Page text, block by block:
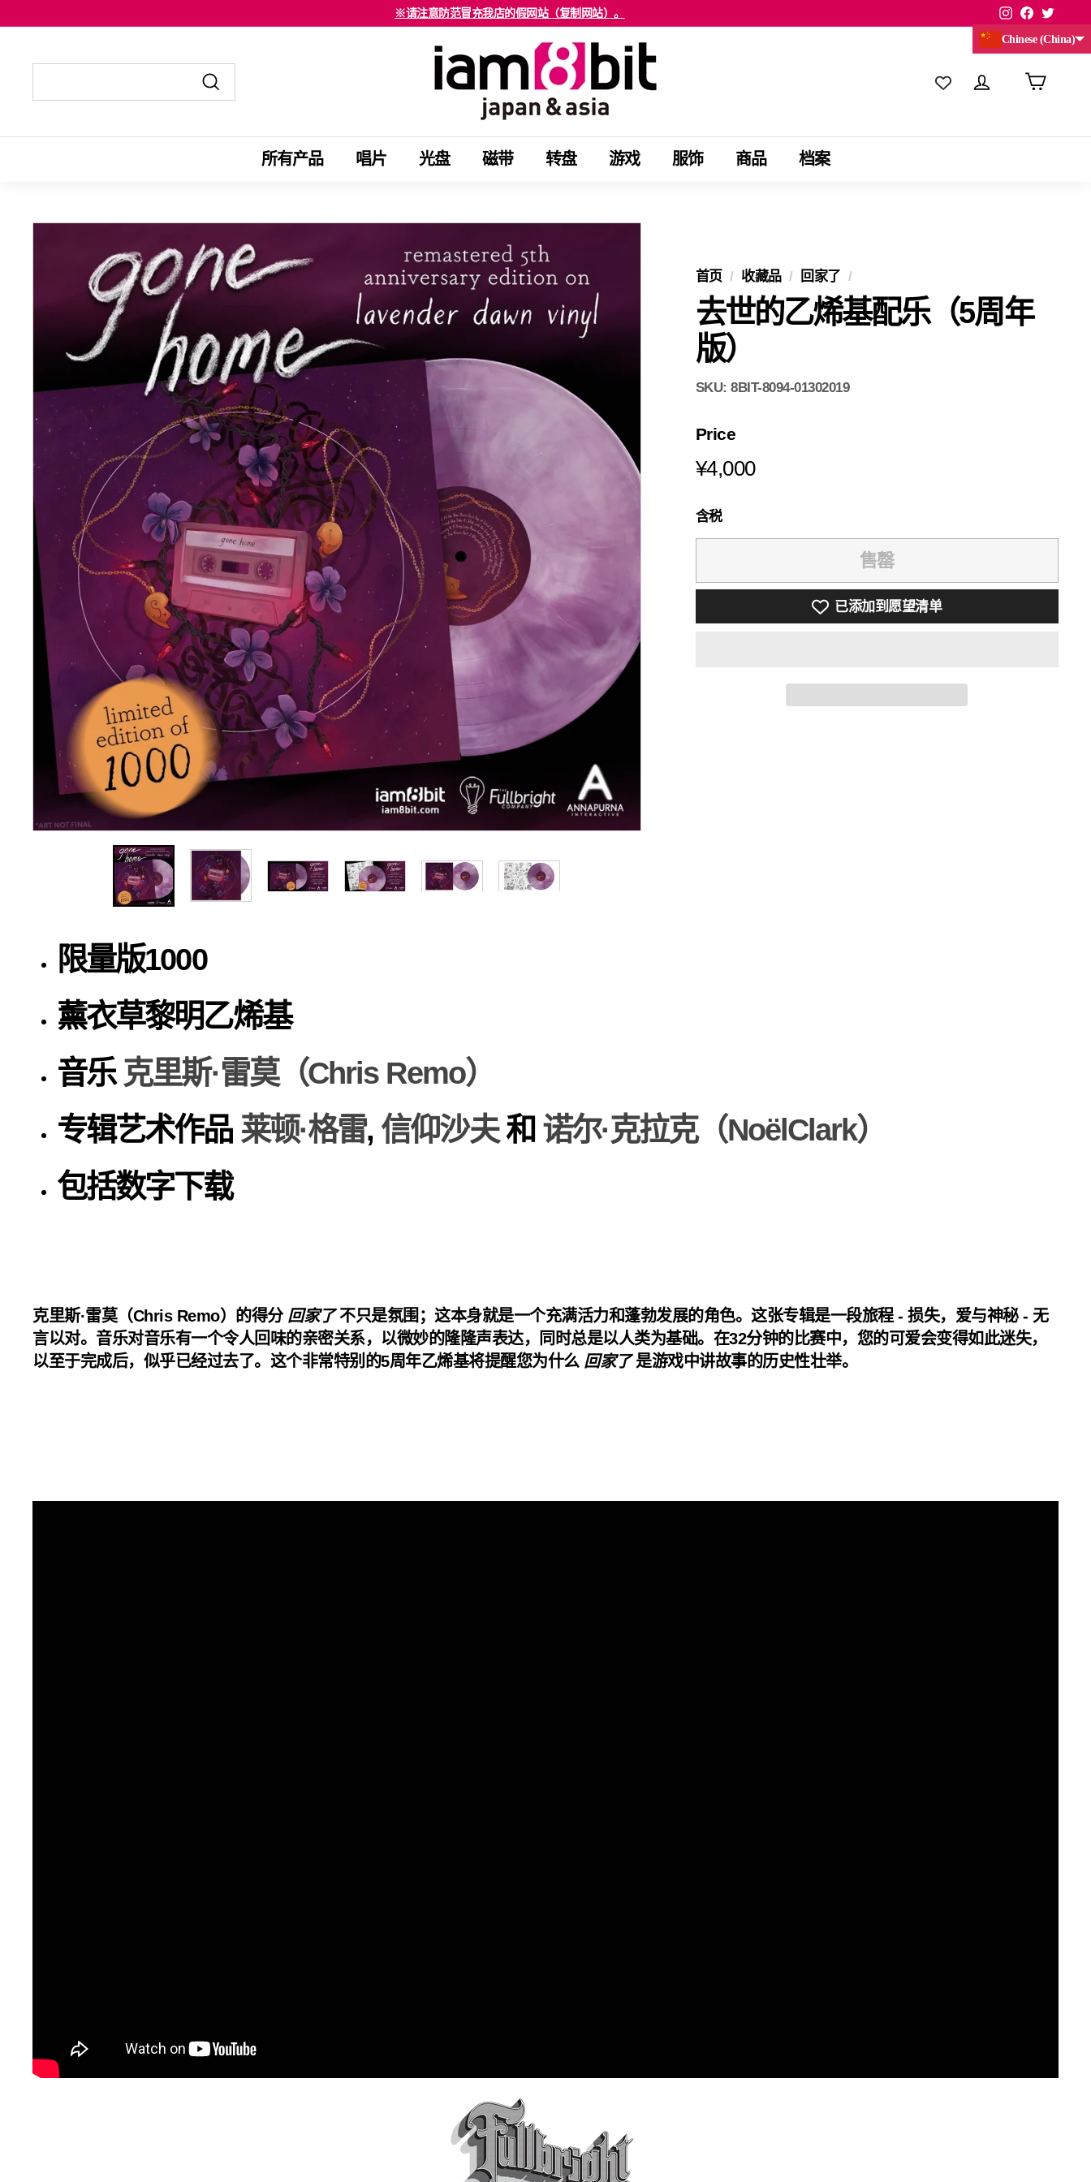
止
灯
节
※请注意防范冒充我店的假网站（复制网站）。
海外客户请注意确认。
Instagram
Facebook
送
发
i
a
m
8
b
i
p
a
&
所有产品 唱片 光盘 磁带 转盘 游戏 服饰 商品 档案
首页 / 收藏品 / 回家了 /
去世的乙烯基配乐（5周年
版）
SKU:8BIT-8094-01302019
Price
¥4,000¥4,000
含税
售罄
已添加到愿望清单
限量版1000
薰衣草黎明乙烯基
音乐 克里斯·雷莫（Chris Remo）
专辑艺术作品 莱顿·格雷, 信仰沙夫 和 诺尔·克拉克（NoëlClark）
包括数字下载
克里斯·雷莫（Chris Remo） 的得分 回家了不只是氛围；这本身就是一个充满活力和蓬勃发展的角色。这张专辑是一段旅程 - 损失，爱与神秘 - 无
言以对。音乐对音乐有一个令人回味的亲密关系，以微妙的隆隆声表达，同时总是以人类为基础。在32分钟的比赛中，您的可爱会变得如此迷失，
以至于完成后，似乎已经过去了。这个非常特别的5周年乙烯基将提醒您为什么 回家了是游戏中讲故事的历史性壮举。
Chinese (China)